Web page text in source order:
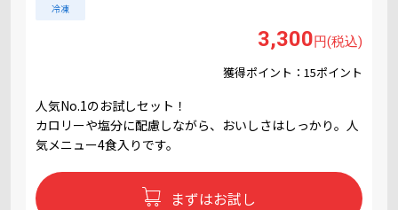
冷凍
3,300円(税込)
獲得ポイント：15ポイント
人気No.1のお試しセット！
カロリーや塩分に配慮しながら、おいしさはしっかり。人
気メニュー4食入りです。
まずはお試し